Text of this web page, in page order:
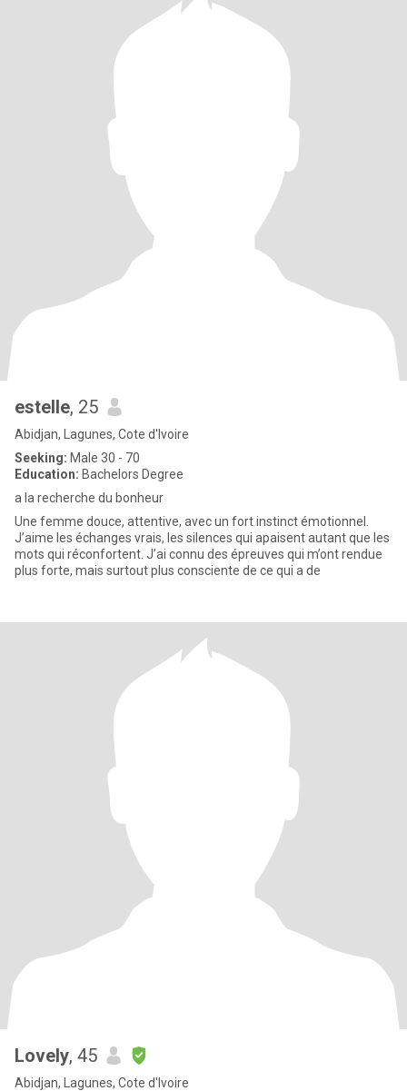
estelle, 25
Abidjan, Lagunes, Cote d'Ivoire
Seeking: Male 30 - 70
Education: Bachelors Degree
a la recherche du bonheur
Une femme douce, attentive, avec un fort instinct émotionnel.
J’aime les échanges vrais, les silences qui apaisent autant que les
mots qui réconfortent. J’ai connu des épreuves qui m’ont rendue
plus forte, mais surtout plus consciente de ce qui a de
Lovely, 45
Abidjan, Lagunes, Cote d'Ivoire